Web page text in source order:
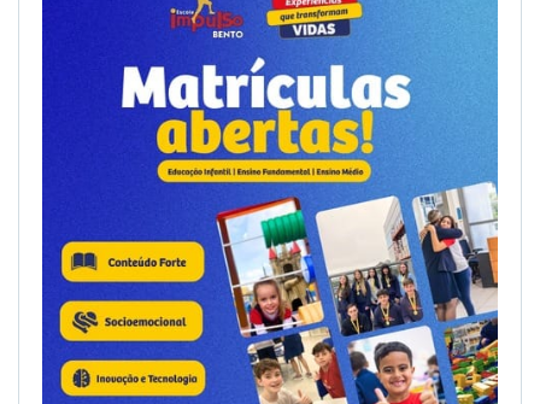
Na ação, um indivíduo foi detido e conduzido para a
Delegacia de Polícia de Pronto Atendimento (DPPA).
Além da prisão, foram apreendidas 52 porções de crack,
totalizando 8,9 gramas, uma porção de crack de 5,95
gramas, uma porção de maconha de 1,84 gramas, uma
máquina de cartão de crédito, R$ 894 em moeda
corrente, dois telefones celulares e um rolo de papel
alumínio.